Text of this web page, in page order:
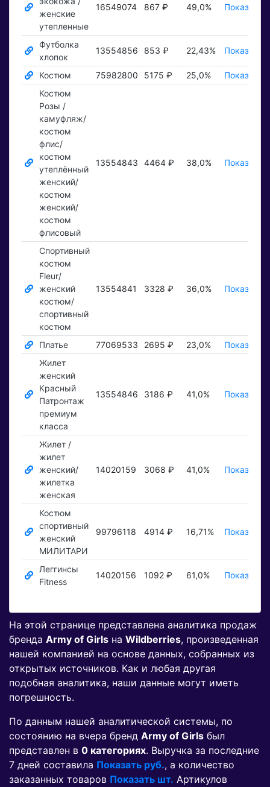
женские
утепленные
16549074 867 ₽ 49,0% Показать ₽
Футболка
хлопок
13554856 853 ₽ 22,43% Показать ₽
Костюм 75982800 5175 ₽ 25,0%
Показать ₽
Костюм
Розы /
камуфляж/
костюм
флис/
костюм
утеплённый
женский/
костюм
женский/
костюм
флисовый
13554843 4464 ₽ 38,0% Показать ₽
Спортивный
костюм
Fleur/
женский
костюм/
спортивный
костюм
13554841 3328 ₽ 36,0% Показать ₽
Платье 77069533 2695 ₽ 23,0%
Показать ₽
Жилет
женский
Красный
Патронтаж
премиум
класса
13554846 3186 ₽ 41,0% Показать ₽
Жилет /
жилет
женский/
жилетка
женская
14020159 3068 ₽ 41,0% Показать ₽
Костюм
спортивный
женский
МИЛИТАРИ
99796118 4914 ₽ 16,71% Показать ₽
Леггинсы
Fitness
14020156 1092 ₽ 61,0% Показать ₽
На этой странице представлена аналитика продаж
бренда Army of Girls на Wildberries, произведенная
нашей компанией на основе данных, собранных из
открытых источников. Как и любая другая
подобная аналитика, наши данные могут иметь
погрешность.
По данным нашей аналитической системы, по
состоянию на вчера бренд Army of Girls был
представлен в 0 категориях. Выручка за последние
7 дней составила Показать руб., а количество
заказанных товаров Показать шт. Артикулов